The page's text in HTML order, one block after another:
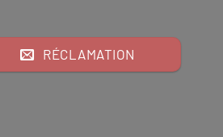
RÉCLAMATION